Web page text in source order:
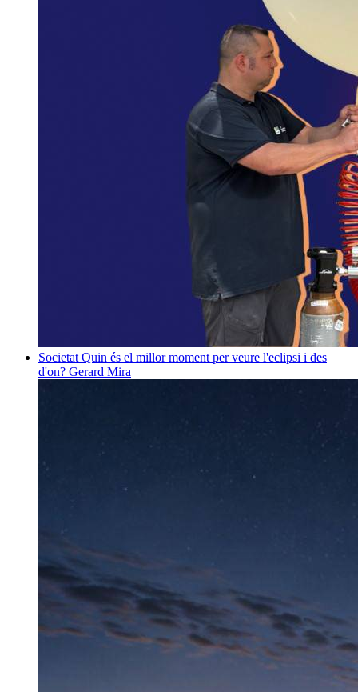
Societat Quin és el millor moment per veure l'eclipsi i des
d'on? Gerard Mira